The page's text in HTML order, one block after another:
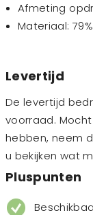
Afmeting
Materiaal:
Levertijd
De levertijd
voorraad.
hebben, neem
u bekijken wat
Pluspunten